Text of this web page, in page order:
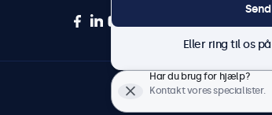
Send
Eller ring til os på
Har du brug for hjælp?
Kontakt vores specialister.